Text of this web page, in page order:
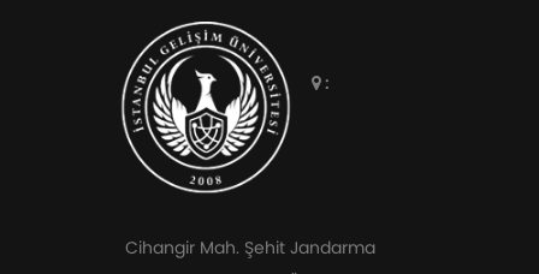
:
Cihangir Mah. Şehit Jandarma